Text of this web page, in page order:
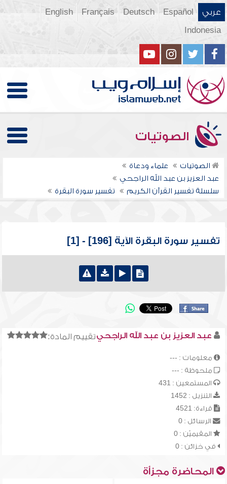
عربي Español
Deutsch
Français
English
Indonesia
الصوتيات
الصوتيات
علماء ودعاة
عبد العزيز بن عبد الله الراجحي
سلسلة تفسير القرآن الكريم
تفسير سورة البقرة
تفسير سورة البقرة الآية [196] - [1]
تقييم المادة:عبد العزيز بن عبد الله الراجحي
معلومات : ---
ملحوظة : ---
المستمعين : 431
التنزيل : 1452
قراءة: 4521
الرسائل : 0
المقيميّن : 0
في خزائن : 0
المحاضرة مجزأة